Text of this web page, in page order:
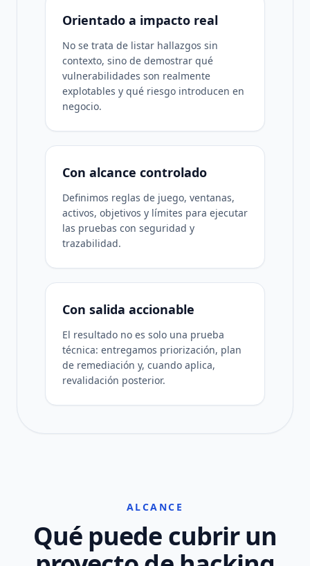
Orientado a impacto real
No se trata de listar hallazgos sin
contexto, sino de demostrar qué
vulnerabilidades son realmente
explotables y qué riesgo introducen en
negocio.
Con alcance controlado
Definimos reglas de juego, ventanas,
activos, objetivos y límites para ejecutar
las pruebas con seguridad y
trazabilidad.
Con salida accionable
El resultado no es solo una prueba
técnica: entregamos priorización, plan
de remediación y, cuando aplica,
revalidación posterior.
ALCANCE
Qué puede cubrir un